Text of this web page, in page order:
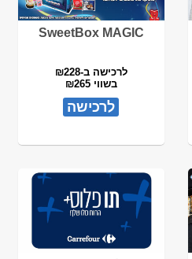
SweetBox MAGIC
לרכישה ב-₪228
בשווי ₪265
לרכישה